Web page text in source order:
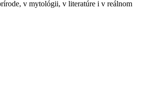
v mytológii, v literatúre i v reálnom